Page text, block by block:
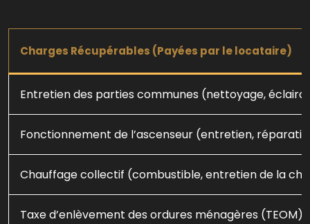
Charges Récupérables (Payées par le locataire)
Entretien des parties communes (nettoyage,
Fonctionnement de l’ascenseur (entretien,
Chauffage collectif (combustible, entretien de la
Taxe d’enlèvement des ordures ménagères (TEOM)